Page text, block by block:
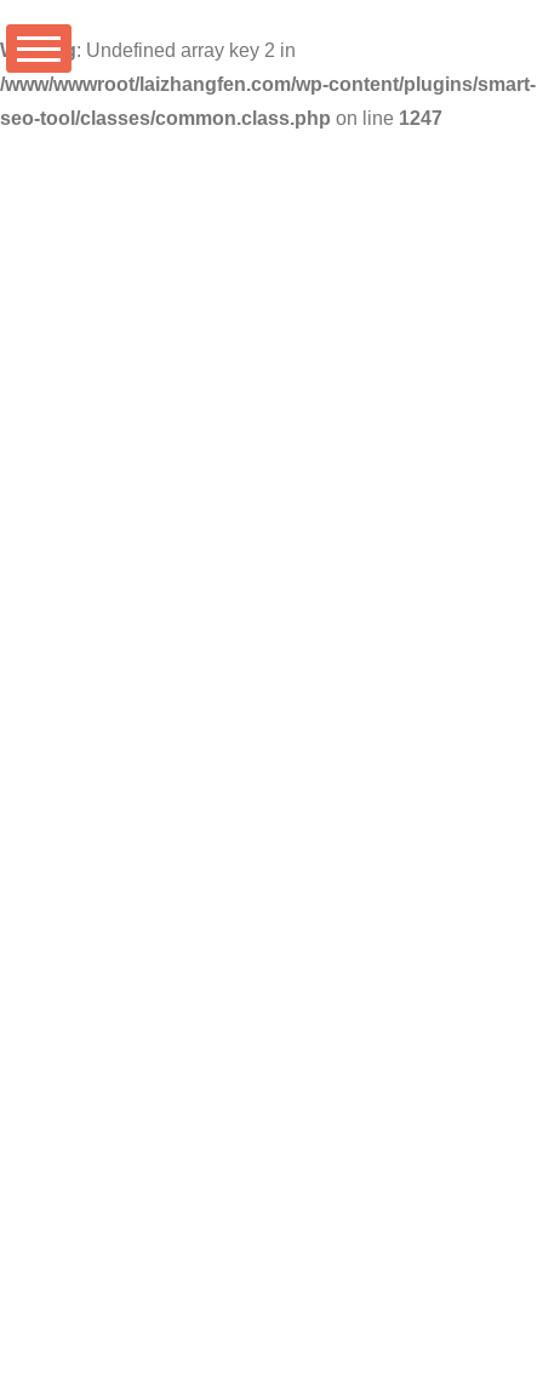
Warning: Undefined array key 2 in
/www/wwwroot/laizhangfen.com/wp-content/plugins/smart-
seo-tool/classes/common.class.php on line 1247